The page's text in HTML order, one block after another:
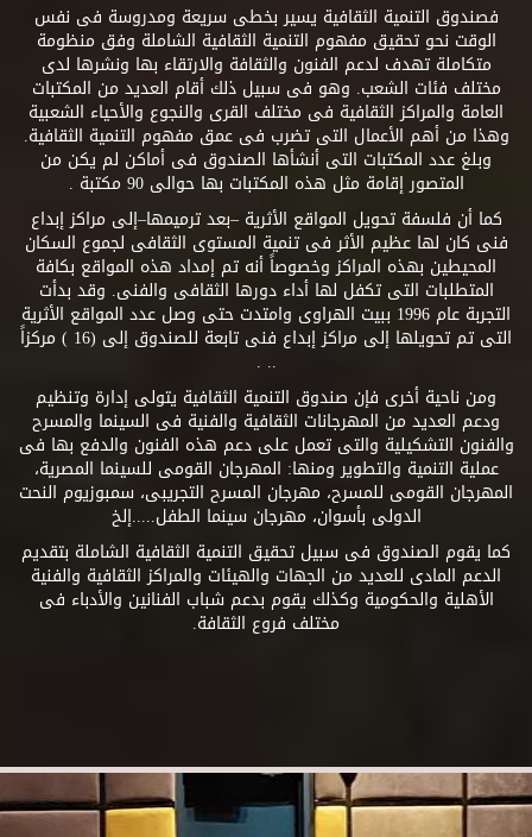
فصندوق التنمية الثقافية يسير بخطى سريعة ومدروسة فى نفس
الوقت نحو تحقيق مفهوم التنمية الثقافية الشاملة وفق منظومة
متكاملة تهدف لدعم الفنون والثقافة والارتقاء بها ونشرها لدى
مختلف فئات الشعب. وهو فى سبيل ذلك أقام العديد من المكتبات
العامة والمراكز الثقافية فى مختلف القرى والنجوع والأحياء الشعبية
وهذا من أهم الأعمال التى تضرب فى عمق مفهوم التنمية الثقافية.
وبلغ عدد المكتبات التى أنشأها الصندوق فى أماكن لم يكن من
المتصور إقامة مثل هذه المكتبات بها حوالى 90 مكتبة .
كما أن فلسفة تحويل المواقع الأثرية –بعد ترميمها–إلى مراكز إبداع
فنى كان لها عظيم الأثر فى تنمية المستوى الثقافى لجموع السكان
المحيطين بهذه المراكز وخصوصاً أنه تم إمداد هذه المواقع بكافة
المتطلبات التى تكفل لها أداء دورها الثقافى والفنى. وقد بدأت
التجربة عام 1996 ببيت الهراوى وامتدت حتى وصل عدد المواقع الأثرية
التى تم تحويلها إلى مراكز إبداع فنى تابعة للصندوق إلى (16 ) مركزاً
.. .
ومن ناحية أخرى فإن صندوق التنمية الثقافية يتولى إدارة وتنظيم
ودعم العديد من المهرجانات الثقافية والفنية فى السينما والمسرح
والفنون التشكيلية والتى تعمل على دعم هذه الفنون والدفع بها فى
عملية التنمية والتطوير ومنها: المهرجان القومى للسينما المصرية،
المهرجان القومى للمسرح، مهرجان المسرح التجريبى، سمبوزيوم النحت
الدولى بأسوان، مهرجان سينما الطفل.....إلخ
كما يقوم الصندوق فى سبيل تحقيق التنمية الثقافية الشاملة بتقديم
الدعم المادى للعديد من الجهات والهيئات والمراكز الثقافية والفنية
الأهلية والحكومية وكذلك يقوم بدعم شباب الفنانين والأدباء فى
مختلف فروع الثقافة.